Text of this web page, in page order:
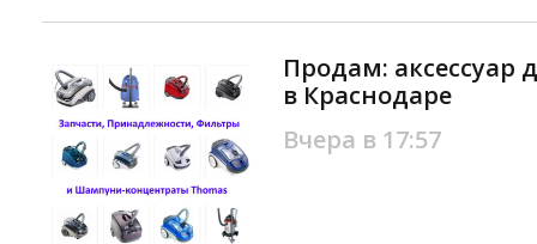
Продам: аксессуар
в Краснодаре
Вчера в 17:57